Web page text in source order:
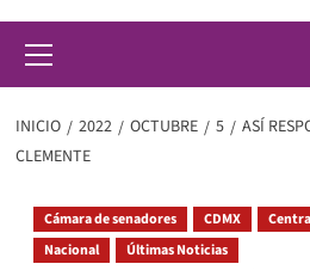
principal
INICIO 2022 OCTUBRE 5
ASÍ
CLEMENTE
Cámara de senadores CDMX
Nacional
Últimas Noticias